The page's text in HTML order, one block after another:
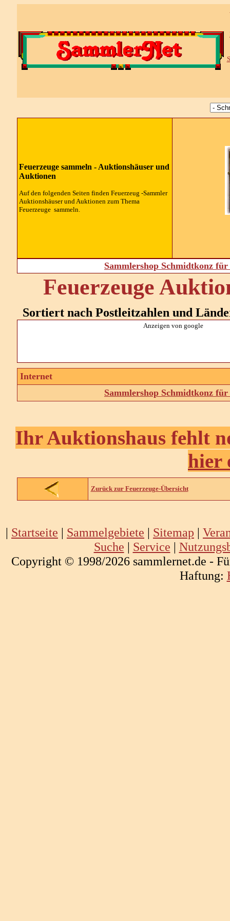
Feuerzeuge sammeln - Auktionshäuser und
Auktionen
Auf den folgenden Seiten finden Feuerzeug -Sammler
Auktionshäuser und Auktionen zum Thema
Feuerzeuge sammeln.
Sammlershop Schmidtkonz
Feuerzeuge
Sortiert nach Postleitzahlen und
Anzeigen von google
Internet
Sammlershop Schmidtkonz
Ihr Auktionshaus fehlt
hier
Zurück zur Feuerzeuge-Übersicht
| Startseite | Sammelgebiete | Sitemap |
Suche | Service |
Copyright © 1998/2026 sammlernet.de -
Haftung: